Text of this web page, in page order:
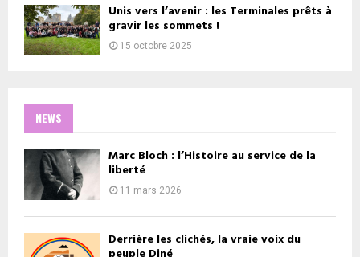
Unis vers l’avenir : les Terminales prêts à
gravir les sommets !
15 octobre 2025
NEWS
Marc Bloch : l’Histoire au service de la
liberté
11 mars 2026
Derrière les clichés, la vraie voix du